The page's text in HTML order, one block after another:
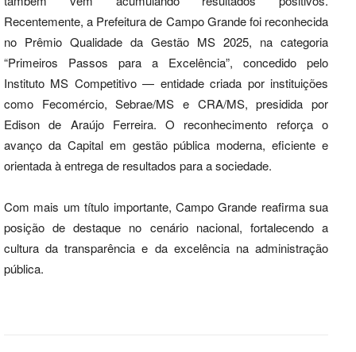
Recentemente, a Prefeitura de Campo Grande foi reconhecida
no Prêmio Qualidade da Gestão MS 2025, na categoria
“Primeiros Passos para a Excelência”, concedido pelo
Instituto MS Competitivo — entidade criada por instituições
como Fecomércio, Sebrae/MS e CRA/MS, presidida por
Edison de Araújo Ferreira. O reconhecimento reforça o
avanço da Capital em gestão pública moderna, eficiente e
orientada à entrega de resultados para a sociedade.
Com mais um título importante, Campo Grande reafirma sua
posição de destaque no cenário nacional, fortalecendo a
cultura da transparência e da excelência na administração
pública.